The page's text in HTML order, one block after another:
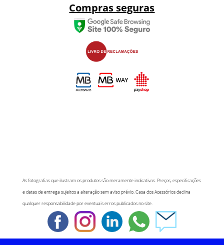
Compras seguras
As fotografias que ilustram os produtos são meramente indicativas. Preços, especificações
e datas de entrega sujeitos a alteração sem aviso prévio. Casa dos Acessórios declina
qualquer responsabilidade por eventuais erros publicados no site.